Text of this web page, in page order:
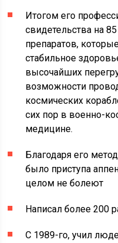
Итогом его
свидетельства на
препаратов,
стабильное
высочайших
возможности
космических
сих пор в военно-
медицине.
Благодаря его
было приступа
целом не болеют
Написал более 200
С 1989-го, учил